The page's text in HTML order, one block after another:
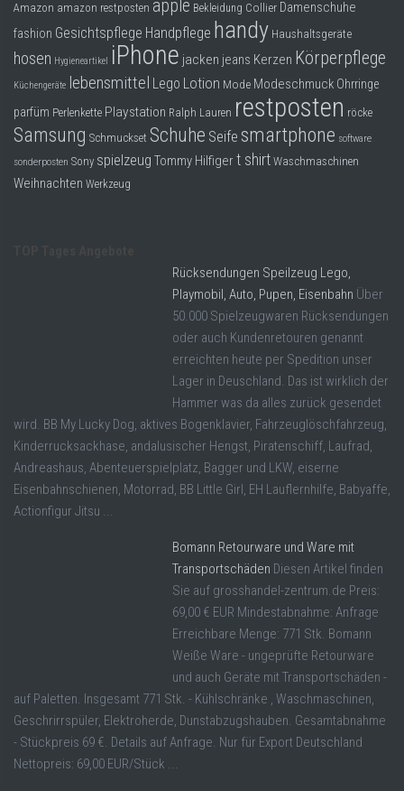
Dropshipping-Produkte
B2B Produkte
Grosshandel
Amazon
Aldi
Lidl
Kostenlos verkaufen
Amazon amazon restposten apple Bekleidung Collier Damenschuhe
fashion Gesichtspflege Handpflege handy Haushaltsgeräte
hosen Hygieneartikel iPhone jacken jeans Kerzen Körperpflege
Küchengeräte lebensmittel Lego Lotion Mode Modeschmuck Ohrringe
parfüm Perlenkette Playstation Ralph Lauren restposten röcke
Samsung Schmuckset Schuhe Seife smartphone software
sonderposten Sony spielzeug Tommy Hilfiger t shirt Waschmaschinen
Weihnachten Werkzeug
Rücksendungen Speilzeug Lego,
Playmobil, Auto, Pupen, Eisenbahn Über
50.000 Spielzeugwaren Rücksendungen
oder auch Kundenretouren genannt
erreichten heute per Spedition unser
Lager in Deuschland. Das ist wirklich der
Hammer was da alles zurück gesendet
wird. BB My Lucky Dog, aktives Bogenklavier, Fahrzeuglöschfahrzeug,
Kinderrucksackhase, andalusischer Hengst, Piratenschiff, Laufrad,
Andreashaus, Abenteuerspielplatz, Bagger und LKW, eiserne
Eisenbahnschienen, Motorrad, BB Little Girl, EH Lauflernhilfe, Babyaffe,
Actionfigur Jitsu ...
Bomann Retourware und Ware mit
Transportschäden Diesen Artikel finden
Sie auf grosshandel-zentrum.de Preis:
69,00 € EUR Mindestabnahme: Anfrage
Erreichbare Menge: 771 Stk. Bomann
Weiße Ware - ungeprüfte Retourware
und auch Geräte mit Transportschäden -
auf Paletten. Insgesamt 771 Stk. - Kühlschränke , Waschmaschinen,
Geschrirrspüler, Elektroherde, Dunstabzugshauben. Gesamtabnahme
- Stückpreis 69 €. Details auf Anfrage. Nur für Export Deutschland
Nettopreis: 69,00 EUR/Stück ...